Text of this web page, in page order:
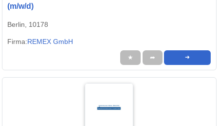
(m/w/d)
Berlin, 10178
Firma:REMEX GmbH
★ ➦ ➜